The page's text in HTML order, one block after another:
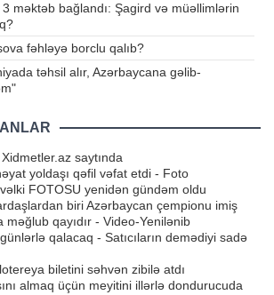
məktəb bağlandı: Şagird və müəllimlərin
fəhləyə borclu qalıb?
təhsil alır, Azərbaycana gəlib-
saytında
yoldaşı qəfil vəfat etdi - Foto
FOTOSU yenidən gündəm oldu
biri Azərbaycan çempionu imiş
məğlub qayıdır - Video-Yenilənib
qalacaq - Satıcıların demədiyi sadə
biletini səhvən zibilə atdı
almaq üçün meyitini illərlə dondurucuda